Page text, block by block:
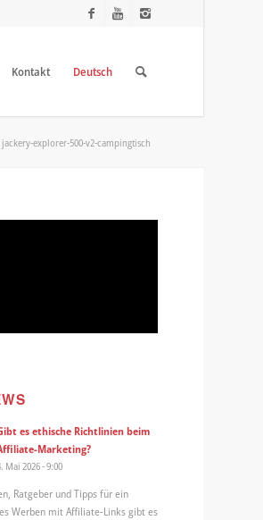
Kontakt Deutsch
jackery-explorer-500-v2-campingtisch
es ethische Richtlinien beim
Marketing?
Mai 2026 - 9:00
Ratgeber und Tipps für ein
Werben mit Affiliate-Links gibt es